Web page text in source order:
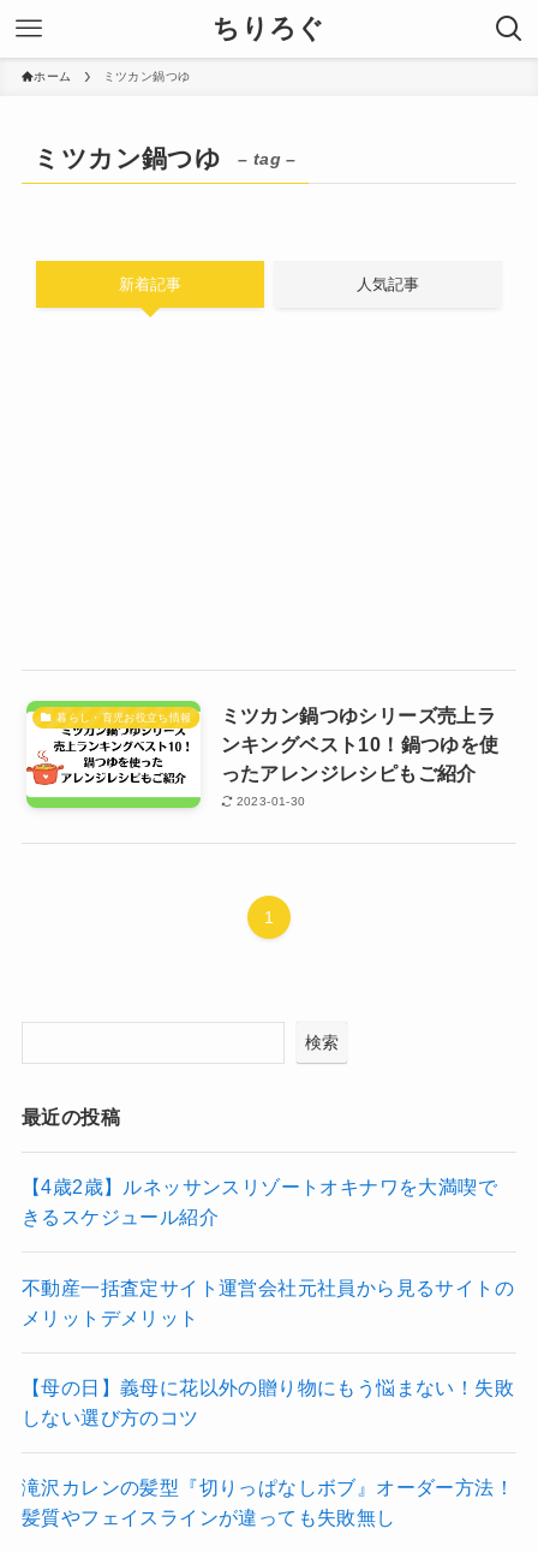
ちりろぐ
ホーム ミツカン鍋つゆ
ミツカン鍋つゆ – tag –
新着記事 人気記事
暮らし・育児お役立ち情報
ミツカン鍋つゆシリーズ売上ラ
ンキングベスト10！鍋つゆを使
ったアレンジレシピもご紹介
2023-01-30
1
検索
最近の投稿
【4歳2歳】ルネッサンスリゾートオキナワを大満喫で
きるスケジュール紹介
不動産一括査定サイト運営会社元社員から見るサイトの
メリットデメリット
【母の日】義母に花以外の贈り物にもう悩まない！失敗
しない選び方のコツ
滝沢カレンの髪型『切りっぱなしボブ』オーダー方法！
髪質やフェイスラインが違っても失敗無し